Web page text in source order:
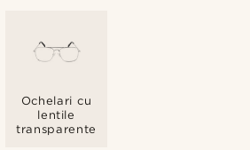
Ochelari cu
lentile
transparente